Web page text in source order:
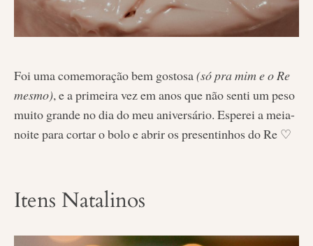
Foi uma comemoração bem gostosa(só pra mim e o Re
mesmo), e a primeira vez em anos que não senti um peso
muito grande no dia do meu aniversário. Esperei a meia-
noite para cortar o bolo e abrir os presentinhos do Re ♡
Itens Natalinos